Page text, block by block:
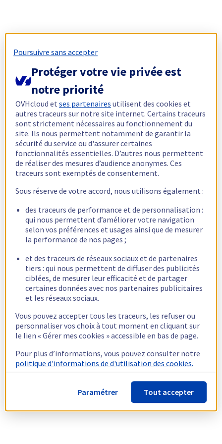
Poursuivre sans accepter
Protéger votre vie privée est
notre priorité
OVHcloud etses partenaires utilisent des cookies et
autres traceurs sur notre site internet. Certains traceurs
sont strictement nécessaires au fonctionnement du
site. Ils nous permettent notamment de garantir la
sécurité du service ou d'assurer certaines
fonctionnalités essentielles. D’autres nous permettent
de réaliser des mesures d’audience anonymes. Ces
traceurs sont exemptés de consentement.
Sous réserve de votre accord, nous utilisons également :
des traceurs de performance et de personnalisation :
qui nous permettent d’améliorer votre navigation
selon vos préférences et usages ainsi que de mesurer
la performance de nos pages ;
et des traceurs de réseaux sociaux et de partenaires
tiers : qui nous permettent de diffuser des publicités
ciblées, de mesurer leur efficacité et de partager
certaines données avec nos partenaires publicitaires
et les réseaux sociaux.
Vous pouvez accepter tous les traceurs, les refuser ou
personnaliser vos choix à tout moment en cliquant sur
le lien « Gérer mes cookies » accessible en bas de page.
Pour plus d’informations, vous pouvez consulter notre
politique d'informations de d'utilisation des cookies.
Paramétrer Tout accepter